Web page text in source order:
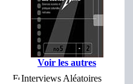
Voir les autres
Interviews Aléatoires